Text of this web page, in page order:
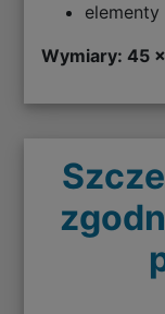
Wymiary: 45